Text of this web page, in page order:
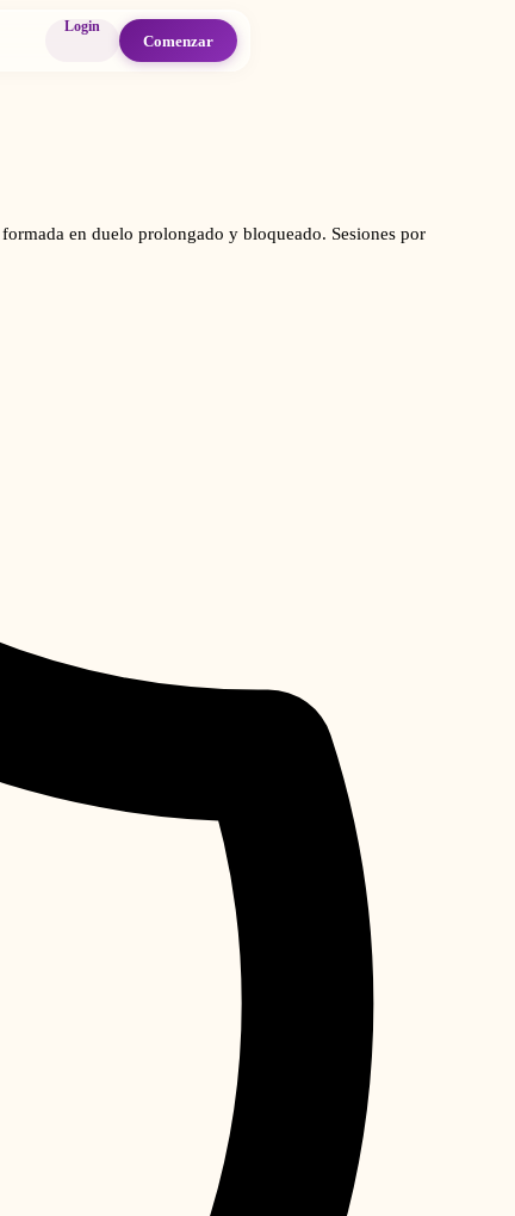
Login
Comenzar
en duelo prolongado y bloqueado. Sesiones por